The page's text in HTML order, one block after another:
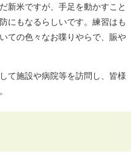
新米ですが、手足を動かすこと
にもなるらしいです。練習はも
ての色々なお喋りやらで、賑や
て施設や病院等を訪問し、皆様